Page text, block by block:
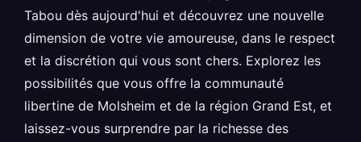
Tabou dès aujourd'hui et découvrez une nouvelle
dimension de votre vie amoureuse, dans le respect
et la discrétion qui vous sont chers. Explorez les
possibilités que vous offre la communauté
libertine de Molsheim et de la région Grand Est, et
laissez-vous surprendre par la richesse des